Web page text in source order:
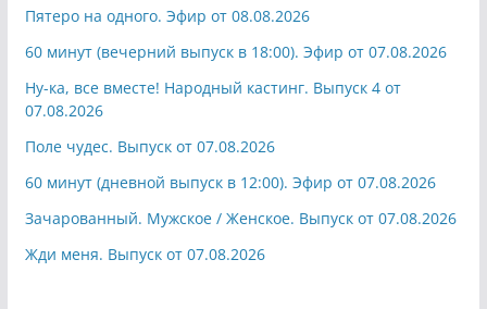
Пятеро на одного. Эфир от 08.08.2026
60 минут (вечерний выпуск в 18:00). Эфир от 07.08.2026
Ну-ка, все вместе! Народный кастинг. Выпуск 4 от
07.08.2026
Поле чудес. Выпуск от 07.08.2026
60 минут (дневной выпуск в 12:00). Эфир от 07.08.2026
Зачарованный. Мужское / Женское. Выпуск от 07.08.2026
Жди меня. Выпуск от 07.08.2026